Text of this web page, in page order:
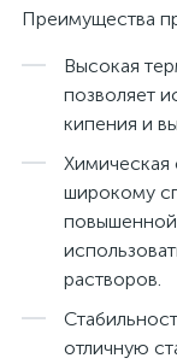
Преимущества
Высокая
позволяет
кипения и
Химическая
широкому
повышенной
растворов.
отличную